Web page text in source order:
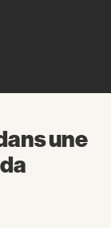
une